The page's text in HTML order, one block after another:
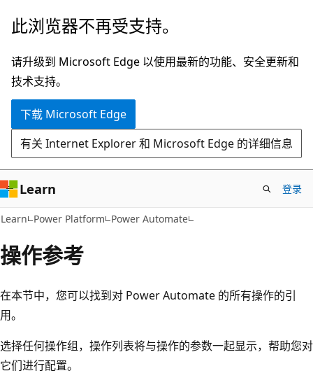
跳
主
要
内
此浏览器不再受支持。
请升级到 Microsoft Edge 以使用最新的功能、安全更新和
技术支持。
下载 Microsoft Edge
有关 Internet Explorer 和 Microsoft Edge 的详细信息
Learn 登录
Learn Power Platform Power Automate
操作参考
在本节中，您可以找到对 Power Automate 的所有操作的引
用。
选择任何操作组，操作列表将与操作的参数一起显示，帮助您对
它们进行配置。